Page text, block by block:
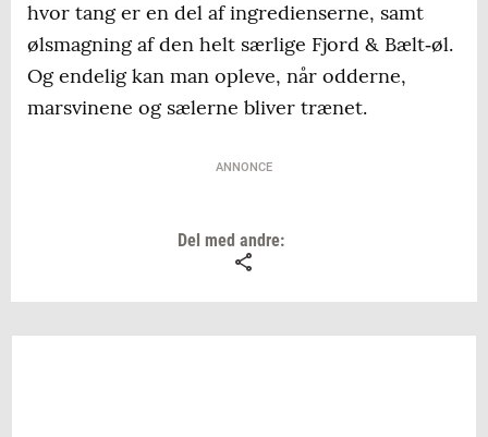
Kerteminde.
Findåbningstider, billetpriser og mere
information på www.fjordbaelt.dk.
hvor tang er en del af ingredienserne, samt
ølsmagning af den helt særlige Fjord & Bælt‑øl.
Og endelig kan man opleve, når odderne,
marsvinene og sælerne bliver trænet.
ANNONCE
Del med andre: